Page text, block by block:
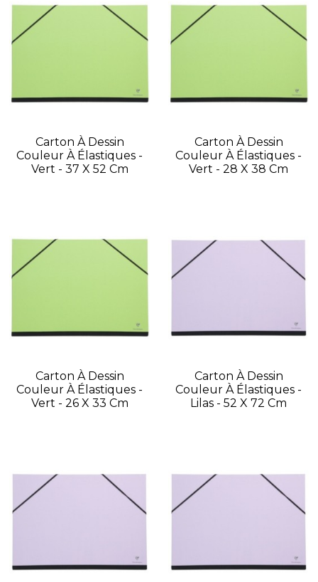
Carton À Dessin
Couleur À Élastiques -
Vert - 37 X 52 Cm
Carton À Dessin
Couleur À Élastiques -
Vert - 28 X 38 Cm
Carton À Dessin
Couleur À Élastiques -
Vert - 26 X 33 Cm
Carton À Dessin
Couleur À Élastiques -
Lilas - 52 X 72 Cm